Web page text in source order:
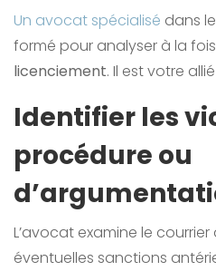
Un avocat spécialisé dans
formé pour analyser à la fois
licenciement. Il est votre
Identifier les
procédure ou
L’avocat examine le
éventuelles sanctions